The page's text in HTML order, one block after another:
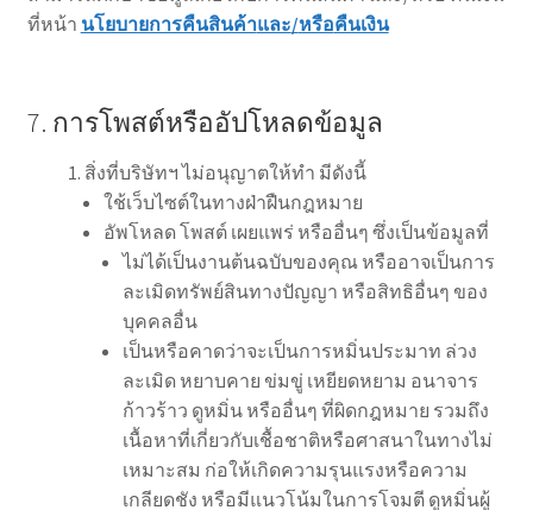
ที่หน้า นโยบายการคืนสินค้าและ/หรือคืนเงิน
7. การโพสต์หรืออัปโหลดข้อมูล
สิ่งที่บริษัทฯ ไม่อนุญาตให้ทำ มีดังนี้
ใช้เว็บไซต์ในทางฝ่าฝืนกฎหมาย
อัพโหลด โพสต์ เผยแพร่ หรืออื่นๆ ซึ่งเป็นข้อมูลที่
ไม่ได้เป็นงานต้นฉบับของคุณ หรืออาจเป็นการ
ละเมิดทรัพย์สินทางปัญญา หรือสิทธิอื่นๆ ของ
บุคคลอื่น
เป็นหรือคาดว่าจะเป็นการหมิ่นประมาท ล่วง
ละเมิด หยาบคาย ข่มขู่ เหยียดหยาม อนาจาร
ก้าวร้าว ดูหมิ่น หรืออื่นๆ ที่ผิดกฎหมาย รวมถึง
เนื้อหาที่เกี่ยวกับเชื้อชาติหรือศาสนาในทางไม่
เหมาะสม ก่อให้เกิดความรุนแรงหรือความ
เกลียดชัง หรือมีแนวโน้มในการโจมตี ดูหมิ่นผู้